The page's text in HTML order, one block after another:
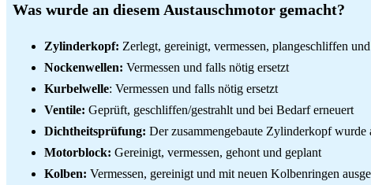
Was wurde an diesem Austauschmotor gemacht?
Zylinderkopf: Zerlegt, gereinigt, vermessen, plangeschliffen
Nockenwellen: Vermessen und falls nötig ersetzt
Kurbelwelle: Vermessen und falls nötig ersetzt
Ventile: Geprüft, geschliffen/gestrahlt und bei Bedarf erneuert
Dichtheitsprüfung: Der zusammengebaute Zylinderkopf
Motorblock: Gereinigt, vermessen, gehont und geplant
Kolben: Vermessen, gereinigt und mit neuen Kolbenringen